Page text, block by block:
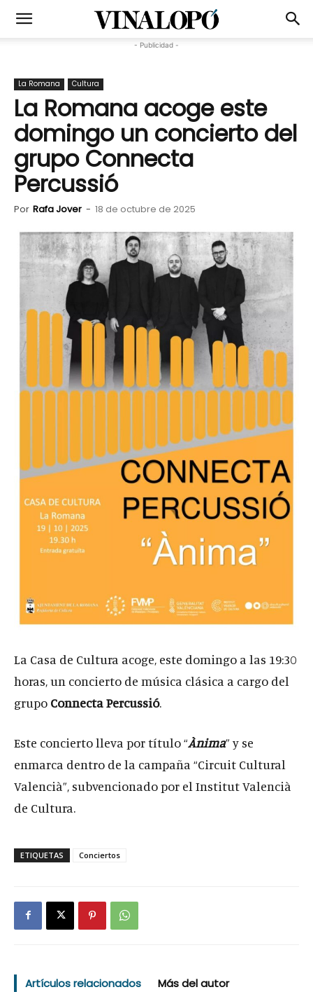
- Publicidad -
La Romana Cultura
La Romana acoge este
domingo un concierto del
grupo Connecta
Percussió
Por Rafa Jover - 18 de octubre de 2025
La Casa de Cultura acoge, este domingo a las 19:30
horas, un concierto de música clásica a cargo del
grupo Connecta Percussió.
Este concierto lleva por título “Ànima” y se
enmarca dentro de la campaña “Circuit Cultural
Valencià”, subvencionado por el Institut Valencià
de Cultura.
ETIQUETAS Conciertos
Artículos relacionados Más del autor